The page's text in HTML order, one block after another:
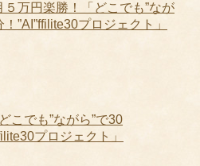
５万円楽勝！「どこでも”なが
！”AI”ffilite30プロジェクト」
こでも”ながら”で30
プロジェクト」